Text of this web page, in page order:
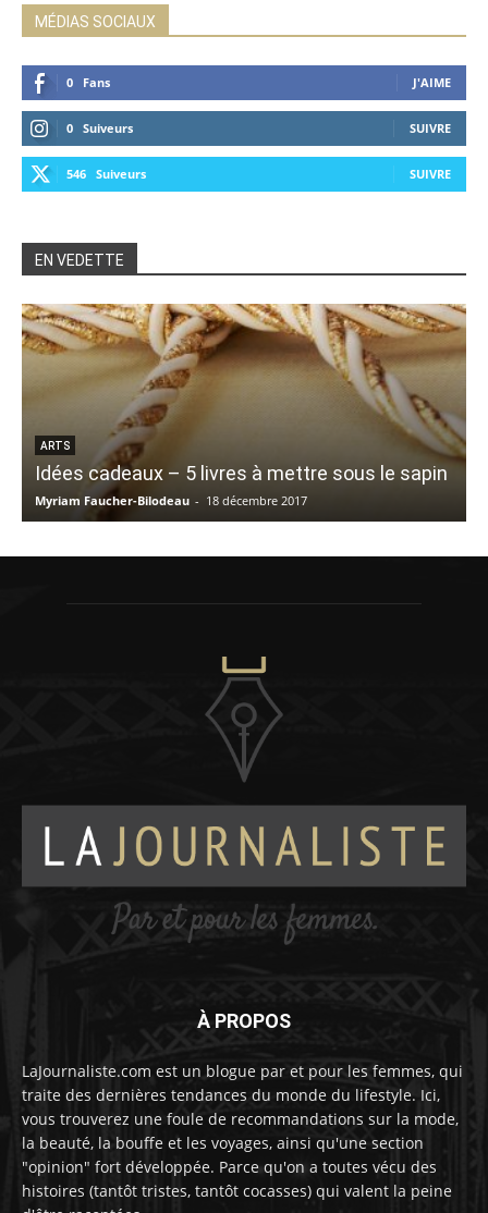
MÉDIAS SOCIAUX
0 Fans J'AIME
0 Suiveurs SUIVRE
546 Suiveurs SUIVRE
EN VEDETTE
ARTS
Idées cadeaux – 5 livres à mettre sous le sapin
Myriam Faucher-Bilodeau - 18 décembre 2017
À PROPOS
LaJournaliste.com est un blogue par et pour les femmes, qui
traite des dernières tendances du monde du lifestyle. Ici,
vous trouverez une foule de recommandations sur la mode,
la beauté, la bouffe et les voyages, ainsi qu'une section
"opinion" fort développée. Parce qu'on a toutes vécu des
histoires (tantôt tristes, tantôt cocasses) qui valent la peine